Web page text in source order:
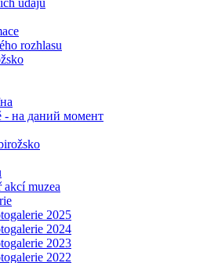
údajů
rozhlasu
- на даний момент
akcí muzea
2025
2024
2023
2022